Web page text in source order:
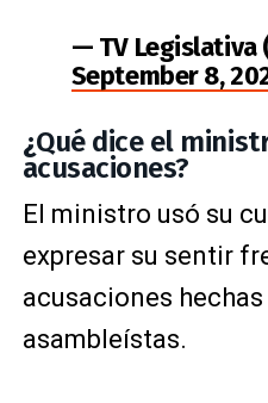
— TV Legislativa
September 8,
¿Qué dice el
acusaciones?
El ministro usó su
expresar su sentir
acusaciones
asambleístas.